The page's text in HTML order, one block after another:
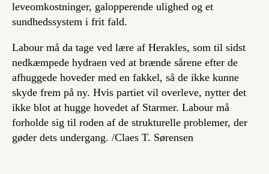
leveomkostninger, galopperende ulighed og et
sundhedssystem i frit fald.
Labour må da tage ved lære af Herakles, som til sidst
nedkæmpede hydraen ved at brænde sårene efter de
afhuggede hoveder med en fakkel, så de ikke kunne
skyde frem på ny. Hvis partiet vil overleve, nytter det
ikke blot at hugge hovedet af Starmer. Labour må
forholde sig til roden af de strukturelle problemer, der
gøder dets undergang. /Claes T. Sørensen